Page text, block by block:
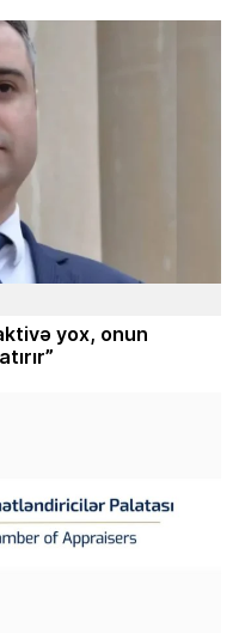
yox, onun